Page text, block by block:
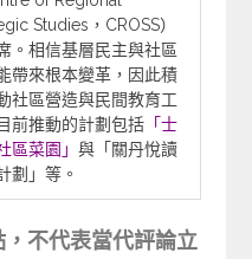
Studies，CROSS）
。相信基層民主與社區
帶來根本變革，因此積
社區營造與民間教育工
前推動的計劃包括 「士
區菜園」與「關丹悅讀
劃」等。
不代表當代評論立